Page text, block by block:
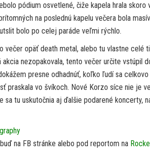
pódium osvetlené, čiže kapela hrala
na poslednú kapelu večera bola
bolo po celej paráde veľmi rýchlo.
večer opäť death metal, alebo tu vlastne celé
nezopakovala, tento večer určite vstúpil
presne odhadnúť, koľko ľudí sa
praskala vo švíkoch. Nové Korzo síce nie je
sa tu uskutočnia aj ďalšie podarené
na FB stránke alebo pod reportom na